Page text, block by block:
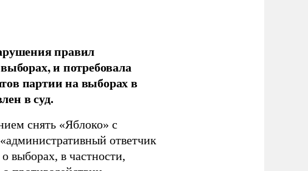
правил
и потребовала
партии на выборах в
в суд.
снять «Яблоко» с
ответчик
выборах, в частности,